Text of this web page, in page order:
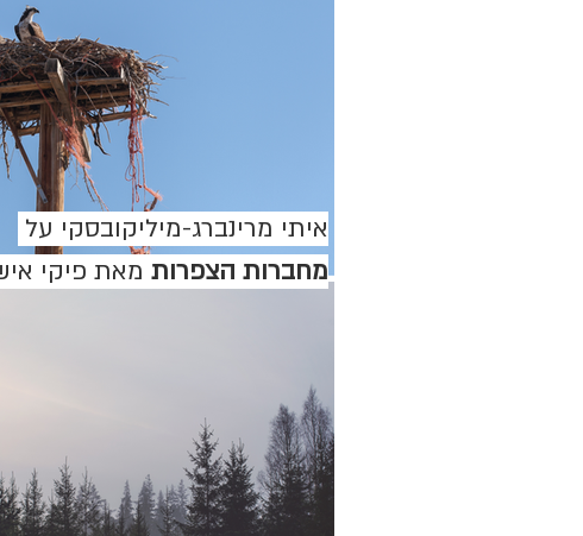
איתי מרינברג-מיליקובסקי על
מחברות הצפרות מאת פיקי